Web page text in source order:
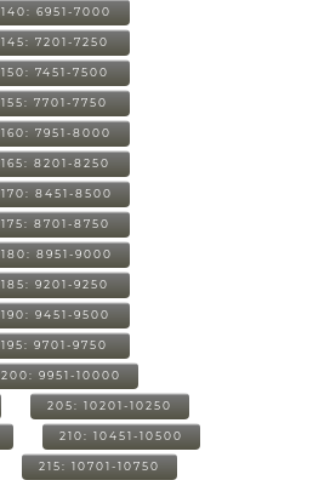
140: 6951-7000
145: 7201-7250
150: 7451-7500
155: 7701-7750
160: 7951-8000
165: 8201-8250
170: 8451-8500
175: 8701-8750
180: 8951-9000
185: 9201-9250
190: 9451-9500
195: 9701-9750
200: 9951-10000
205: 10201-10250
210: 10451-10500
215: 10701-10750